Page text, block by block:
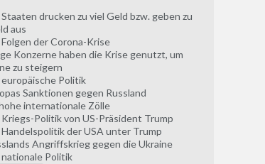
drucken zu viel Geld bzw. geben zu
aus
der Corona-Krise
Konzerne haben die Krise genutzt, um
zu steigern
Politik
Sanktionen gegen Russland
internationale Zölle
Politik von US-Präsident Trump
der USA unter Trump
Angriffskrieg gegen die Ukraine
nationale Politik